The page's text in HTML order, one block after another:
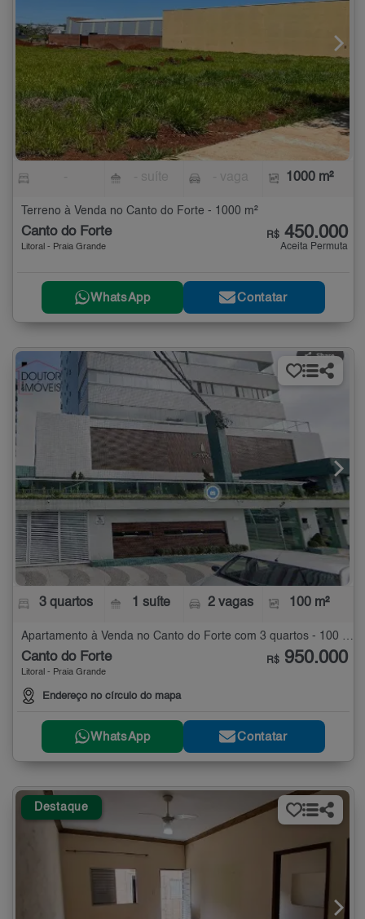
1000 m²
Terreno à Venda no Canto do Forte - 1000 m²
Canto do Forte
Litoral - Praia Grande
R$ 450.000
Aceita Permuta
WhatsApp Contatar
3 quartos 1 suíte 2 vagas 100 m²
Apartamento à Venda no Canto do Forte com 3 quartos - 100 m²
Canto do Forte
Litoral - Praia Grande
Endereço no círculo do mapa
R$ 950.000
WhatsApp Contatar
Destaque